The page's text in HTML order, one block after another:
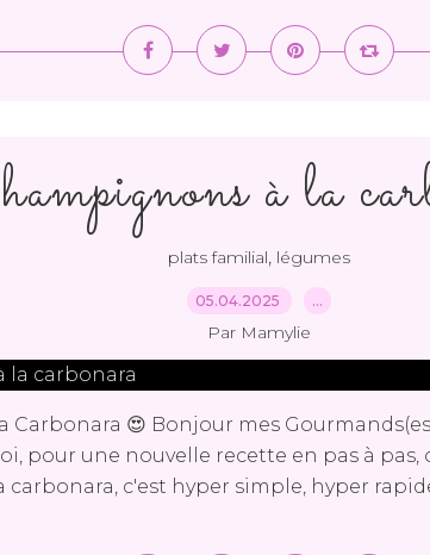
à la
plats familial, légumes
05.04.2025 …
Par Mamylie
Carbonara 😍 Bonjour mes
pour une nouvelle recette en pas à pas,
c'est hyper simple, hyper